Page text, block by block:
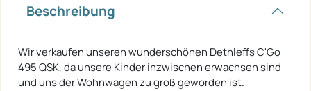
Beschreibung
Wir verkaufen unseren wunderschönen Dethleffs C'Go
495 QSK, da unsere Kinder inzwischen erwachsen sind
und uns der Wohnwagen zu groß geworden ist.